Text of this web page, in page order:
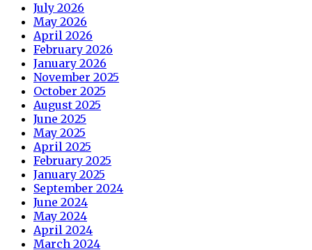
July 2026
May 2026
April 2026
February 2026
January 2026
November 2025
October 2025
August 2025
June 2025
May 2025
April 2025
February 2025
January 2025
September 2024
June 2024
May 2024
April 2024
March 2024